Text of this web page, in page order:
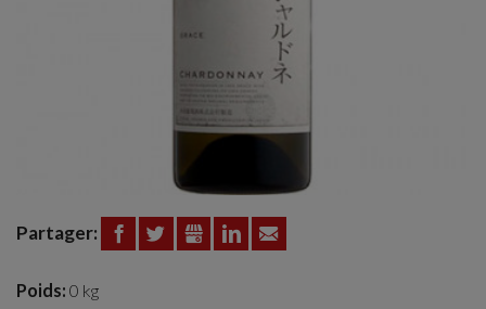
Partager: FACEBOOKTWITTERGOOGLE+LINKEDIN
Poids: 0 kg